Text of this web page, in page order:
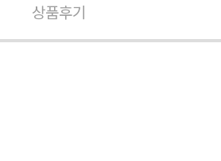
상품후기